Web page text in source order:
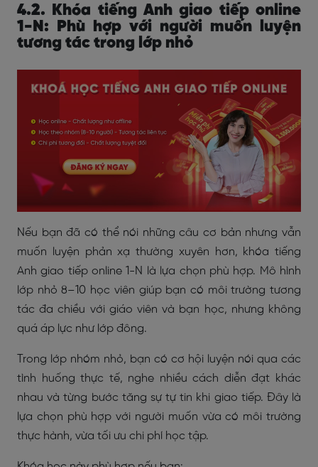
4.2. Khóa tiếng Anh giao tiếp online
1-N: Phù hợp với người muốn luyện
tương tác trong lớp nhỏ
Nếu bạn đã có thể nói những câu cơ bản nhưng vẫn
muốn luyện phản xạ thường xuyên hơn, khóa tiếng
Anh giao tiếp online 1-N là lựa chọn phù hợp. Mô hình
lớp nhỏ 8–10 học viên giúp bạn có môi trường tương
tác đa chiều với giáo viên và bạn học, nhưng không
quá áp lực như lớp đông.
Trong lớp nhóm nhỏ, bạn có cơ hội luyện nói qua các
tình huống thực tế, nghe nhiều cách diễn đạt khác
nhau và từng bước tăng sự tự tin khi giao tiếp. Đây là
lựa chọn phù hợp với người muốn vừa có môi trường
thực hành, vừa tối ưu chi phí học tập.